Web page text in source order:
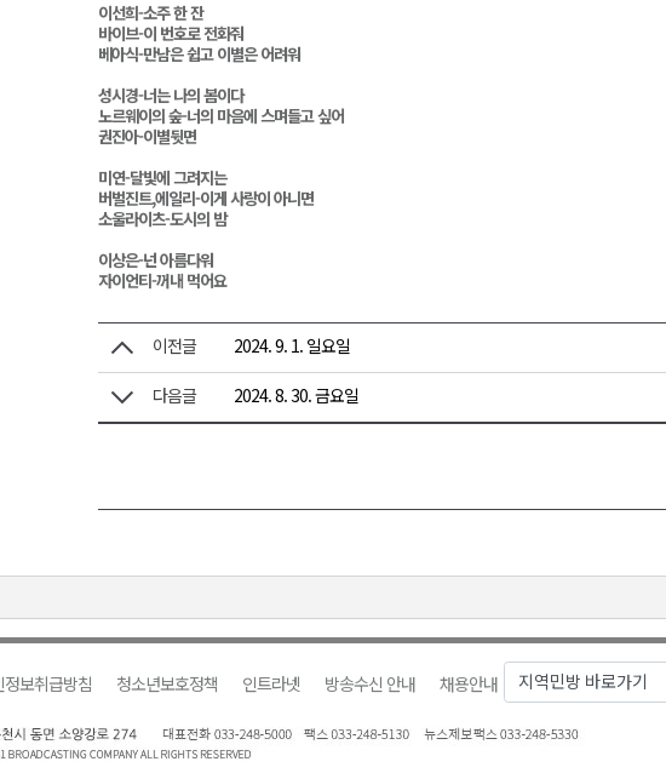
이선희-소주 한 잔
바이브-이 번호로 전화줘
베아식-만남은 쉽고 이별은 어려워
성시경-너는 나의 봄이다
노르웨이의 숲-너의 마음에 스며들고 싶어
권진아-이별뒷면
미연-달빛에 그려지는
버벌진트,에일리-이게 사랑이 아니면
소울라이츠-도시의 밤
이상은-넌 아름다워
자이언티-꺼내 먹어요
이전글 2024. 9. 1. 일요일
다음글 2024. 8. 30. 금요일
정보취급방침 청소년보호정책 인트라넷 방송수신 안내 채용안내